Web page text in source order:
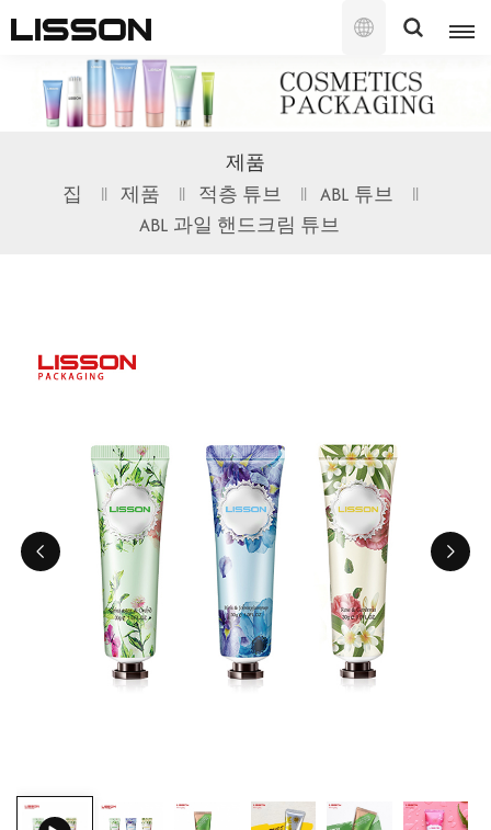
의
English
français
русский
한국의
ไทย
Tiếng việt
中文
제품
집 제품 적층 튜브
ABL 튜브
ABL 과일 핸드크림 튜브